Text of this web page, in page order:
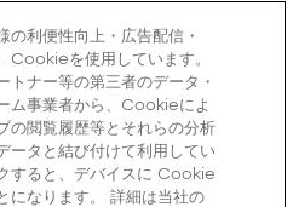
ア > アブソルートR. ゴールド
の利便性向上・広告配信・
Cookieを使用しています。
トナー等の第三者のデータ・
ム事業者から、Cookieによ
の閲覧履歴等とそれらの分析
ータと結び付けて利用してい
すると、デバイスに Cookie
になります。 詳細は当社の